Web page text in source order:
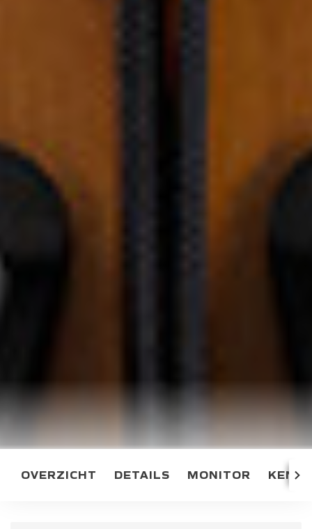
OVERZICHT DETAILS MONITOR